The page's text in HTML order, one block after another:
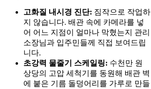
고화질 내시경 진단: 짐작으로 작업하
지 않습니다. 배관 속에 카메라를 넣
어 어느 지점이 얼마나 막혔는지 관리
소장님과 입주민들께 직접 보여드립
니다.
초강력 물줄기 스케일링: 수천만 원
상당의 고압 세척기를 동원해 배관 벽
에 붙은 기름 돌덩어리를 가루로 만들